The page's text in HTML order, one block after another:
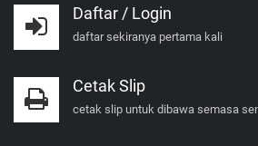
Daftar / Login
daftar sekiranya pertama kali
Cetak Slip
cetak slip untuk dibawa semasa